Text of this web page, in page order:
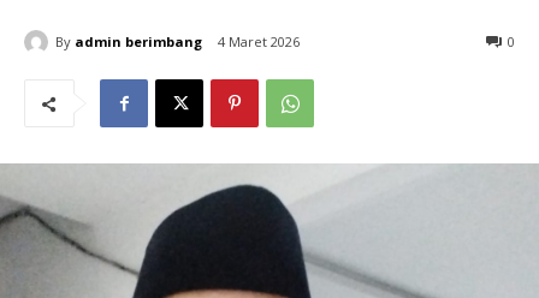
By admin berimbang 4 Maret 2026 0